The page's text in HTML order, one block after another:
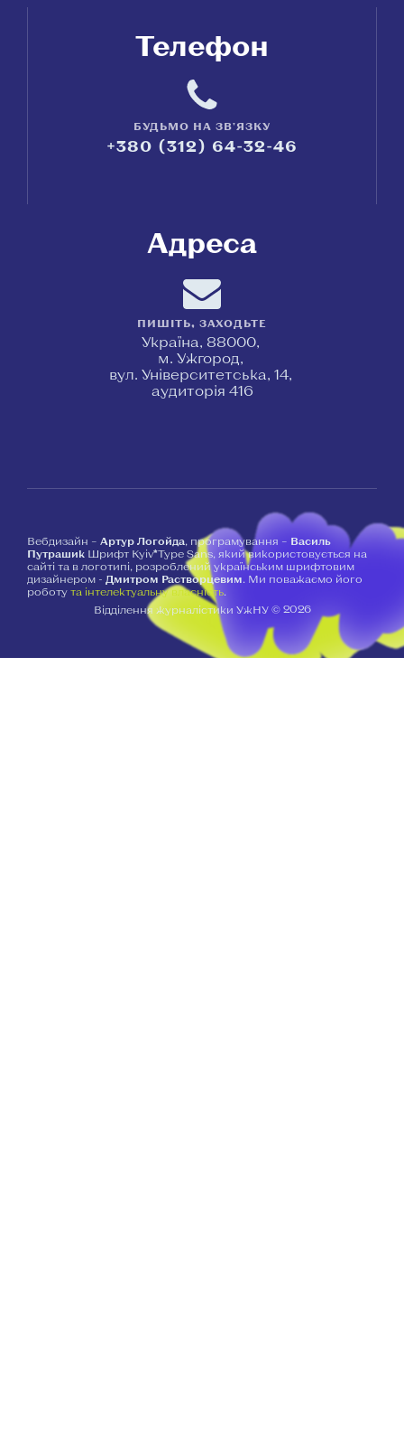
Телефон
БУДЬМО НА ЗВ'ЯЗКУ
+380 (312) 64-32-46
Адреса
ПИШІТЬ, ЗАХОДЬТЕ
Україна, 88000,
м. Ужгород,
вул. Університетська, 14,
аудиторія 416
Вебдизайн – Артур Логойда, програмування – Василь
Путрашик Шрифт Kyiv*Type Sans, який використовується на
сайті та в логотипі, розроблений українським шрифтовим
дизайнером - Дмитром Растворцевим. Ми поважаємо його
роботу та інтелектуальну власність.
Відділення журналістики УжНУ © 2026